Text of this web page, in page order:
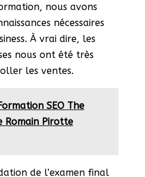
nous avons
nécessaires
À vrai dire, les
nous ont été très
les ventes.
SEO The
Romain Pirotte
de l’examen final